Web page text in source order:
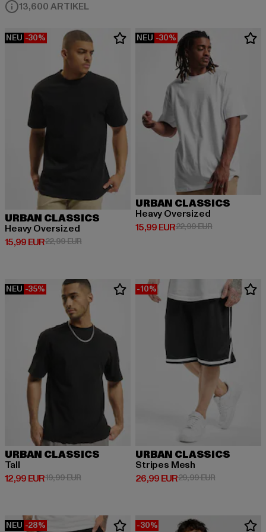
13,600 ARTIKEL
NEU -30%
URBAN CLASSICS
Heavy Oversized
15,99 EUR
Derzeitiger Preis: 15,99 EUR
22,99 EURAktionspreis: 22,99 EUR
NEU -30%
URBAN CLASSICS
Heavy Oversized
15,99 EUR
Derzeitiger Preis: 15,99 EUR
22,99 EURAktionspreis:
NEU -35%
URBAN CLASSICS
Tall
12,99 EUR
Derzeitiger Preis: 12,99 EUR
19,99 EURAktionspreis: 19,99 EUR
-10%
URBAN CLASSICS
Stripes Mesh
26,99 EUR
Derzeitiger Preis: 26,99 EUR
29,99 EURAktionspreis:
NEU -28% -30%